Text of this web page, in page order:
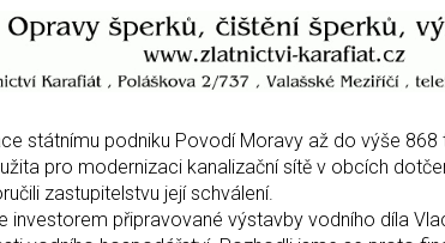
státnímu podniku Povodí Moravy až do výše
pro modernizaci kanalizační sítě v obcích
zastupitelstvu její schválení.
investorem připravované výstavby vodního díla